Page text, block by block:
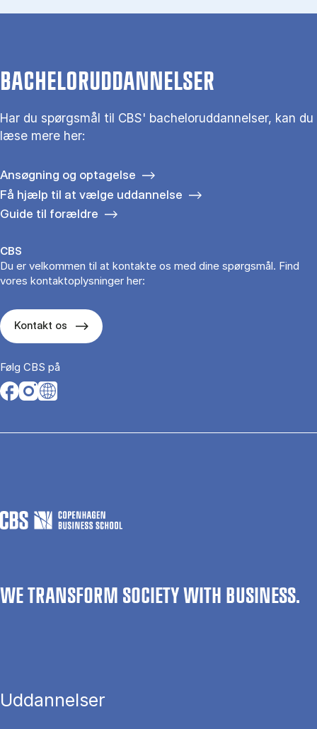
BACHELORUDDANNELSER
Har du spørgsmål til CBS' bacheloruddannelser, kan du
læse mere her:
Ansøgning og optagelse
Få hjælp til at vælge uddannelse
Guide til forældre
CBS
Du er velkommen til at kontakte os med dine spørgsmål. Find
vores kontaktoplysninger her:
Kontakt os
Følg CBS på
Opens in a new tab
Opens in a new tab
Opens in a new tab
WE TRANSFORM SOCIETY WITH BUSINESS.
Uddannelser